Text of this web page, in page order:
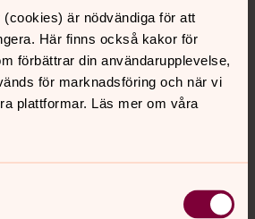
är nödvändiga för att
Här finns också kakor för
förbättrar din användarupplevelse,
för marknadsföring och när vi
plattformar. Läs mer om våra